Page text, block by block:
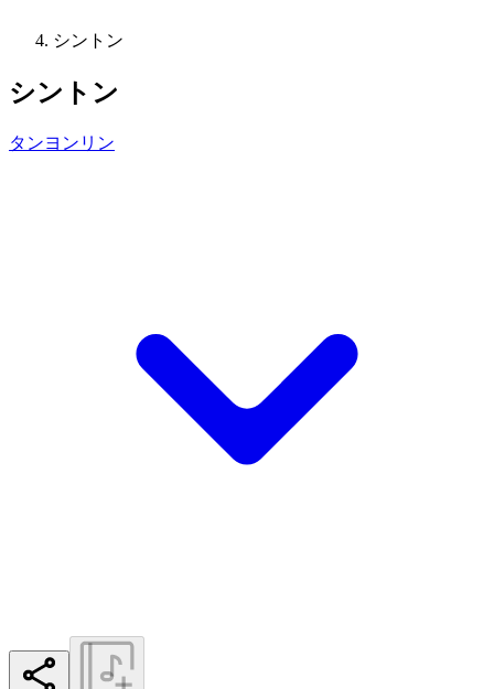
シントン
シントン
タンヨンリン